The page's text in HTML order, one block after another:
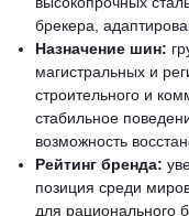
брекера,
Назначение шин:
магистральных и
строительного и
стабильное
возможность
Рейтинг бренда:
позиция среди
для рационального